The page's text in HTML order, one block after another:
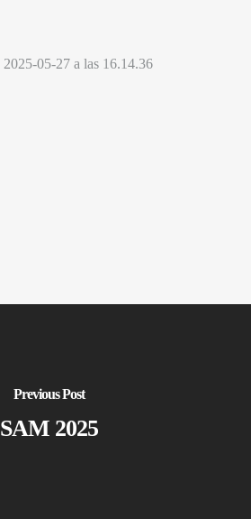
Previous Post
SAM 2025